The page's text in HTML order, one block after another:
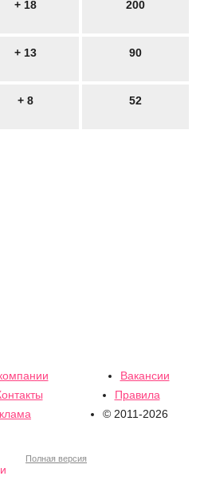
+ 18 200
+ 13 90
+ 8 52
Вакансии
Правила
© 2011-2026
Полная версия